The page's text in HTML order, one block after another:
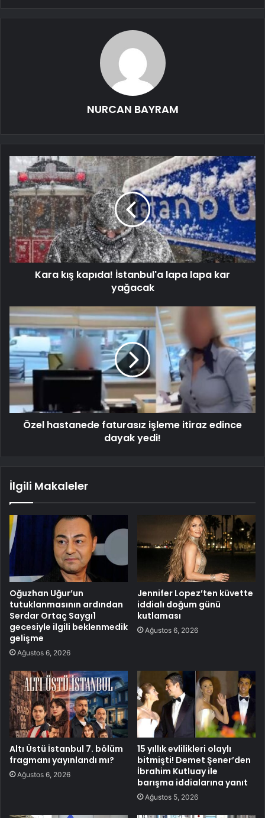
NURCAN BAYRAM
Kara kış kapıda! İstanbul'a lapa lapa kar
yağacak
Özel hastanede faturasız işleme itiraz edince
dayak yedi!
İlgili Makaleler
Oğuzhan Uğur’un
tutuklanmasının ardından
Serdar Ortaç Saygı1
gecesiyle ilgili beklenmedik
gelişme
Ağustos 6, 2026
Jennifer Lopez’ten küvette
iddialı doğum günü
kutlaması
Ağustos 6, 2026
Altı Üstü İstanbul 7. bölüm
fragmanı yayınlandı mı?
Ağustos 6, 2026
15 yıllık evlilikleri olaylı
bitmişti! Demet Şener’den
İbrahim Kutluay ile
barışma iddialarına yanıt
Ağustos 5, 2026